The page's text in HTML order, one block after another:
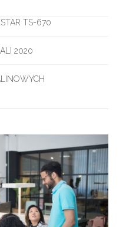
TS-670
2020